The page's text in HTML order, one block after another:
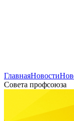
ГлавнаяНовости
Совета профсоюза